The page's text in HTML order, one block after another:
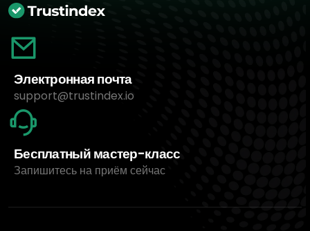
Электронная почта
support@trustindex.io
Бесплатный мастер-класс
Запишитесь на приём сейчас